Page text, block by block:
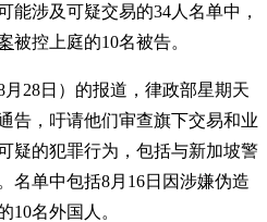
能涉及可疑交易的34人名单中，
被控上庭的10名被告。
28日）的报道，律政部星期天
告，吁请他们审查旗下交易和业
疑的犯罪行为，包括与新加坡警
名单中包括8月16日因涉嫌伪造
10名外国人。